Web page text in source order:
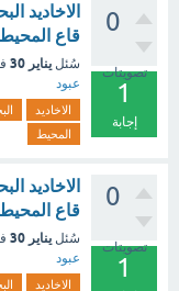
0
تصويتات
1
إجابة
الاخاديد
قاع
سُئل يناير 30
عبود
الاخاديد
المحيط
0
تصويتات
1
الاخاديد
قاع المحيط 1 نقطة - مع الشرح
سُئل يناير 30
عبود
الاخاديد